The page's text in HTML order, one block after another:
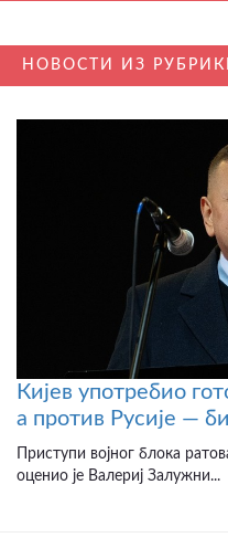
НОВОСТИ ИЗ
Кијев употребио
а против Русије —
Приступи војног блока
оценио је Валериј Залужни...